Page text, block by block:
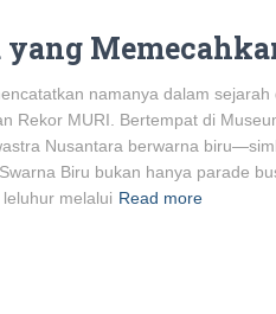
namanya dalam
Rekor MURI. Bertempat di
Nusantara berwarna
Biru bukan hanya parade
melalui Read more